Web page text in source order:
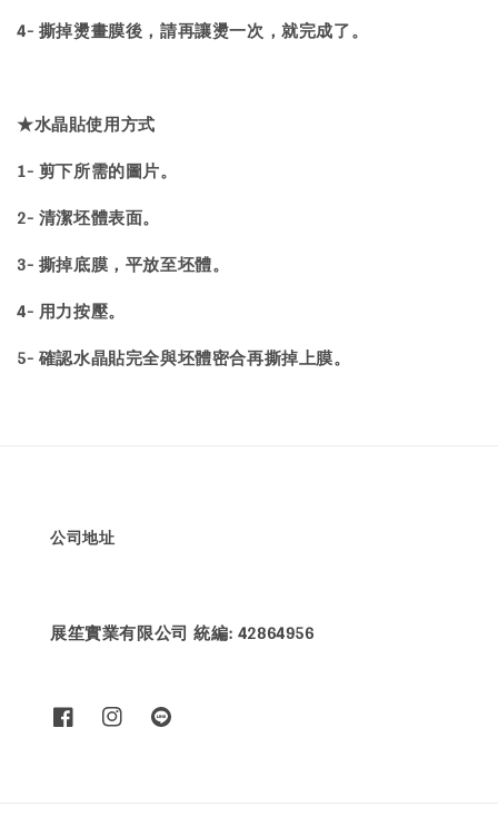
4- 撕掉燙畫膜後，請再讓燙一次，就完成了。
★水晶貼使用方式
1- 剪下所需的圖片。
2- 清潔坯體表面。
3- 撕掉底膜，平放至坯體。
4- 用力按壓。
5- 確認水晶貼完全與坯體密合再撕掉上膜。
公司地址
展笙實業有限公司 統編: 42864956